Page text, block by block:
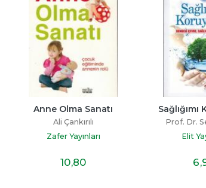
Anne Olma Sanatı
Ali Çankırılı
Zafer Yayınları
10,80
Prof. Dr.
Elit
6